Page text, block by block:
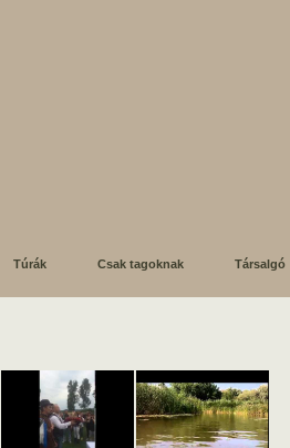
Túrák Csak tagoknak Társalgó